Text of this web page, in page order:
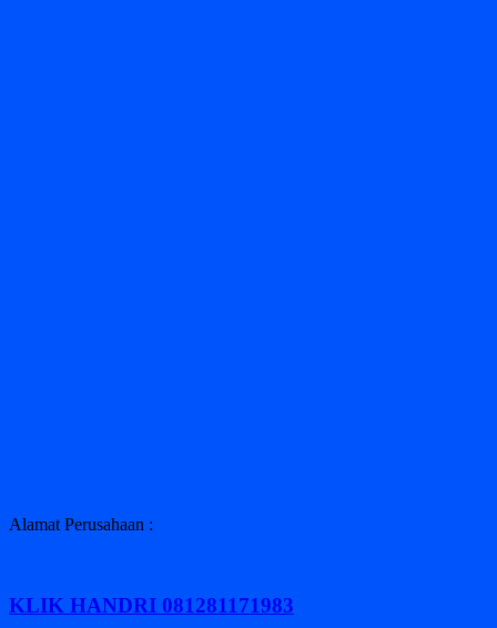
Alamat Perusahaan :
KLIK HANDRI 081281171983